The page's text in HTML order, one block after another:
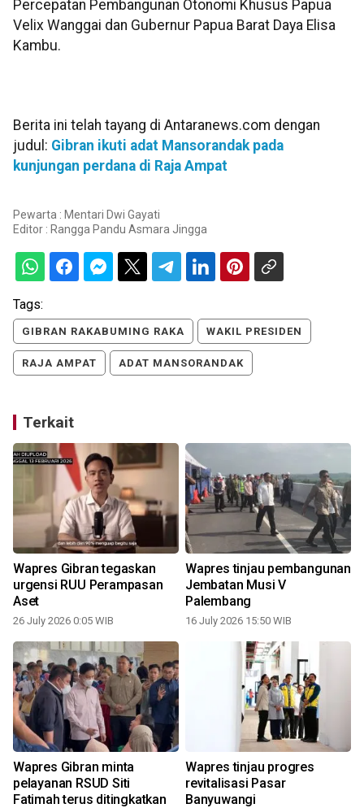
Percepatan Pembangunan Otonomi Khusus Papua
Velix Wanggai dan Gubernur Papua Barat Daya Elisa
Kambu.
Berita ini telah tayang di Antaranews.com dengan
judul: Gibran ikuti adat Mansorandak pada
kunjungan perdana di Raja Ampat
Pewarta : Mentari Dwi Gayati
Editor : Rangga Pandu Asmara Jingga
Tags:
GIBRAN RAKABUMING RAKA WAKIL PRESIDEN
RAJA AMPAT ADAT MANSORANDAK
Terkait
Wapres Gibran tegaskan
urgensi RUU Perampasan
Aset
26 July 2026 0:05 WIB
Wapres tinjau pembangunan
Jembatan Musi V
Palembang
16 July 2026 15:50 WIB
Wapres Gibran minta
pelayanan RSUD Siti
Fatimah terus ditingkatkan
Wapres tinjau progres
revitalisasi Pasar
Banyuwangi